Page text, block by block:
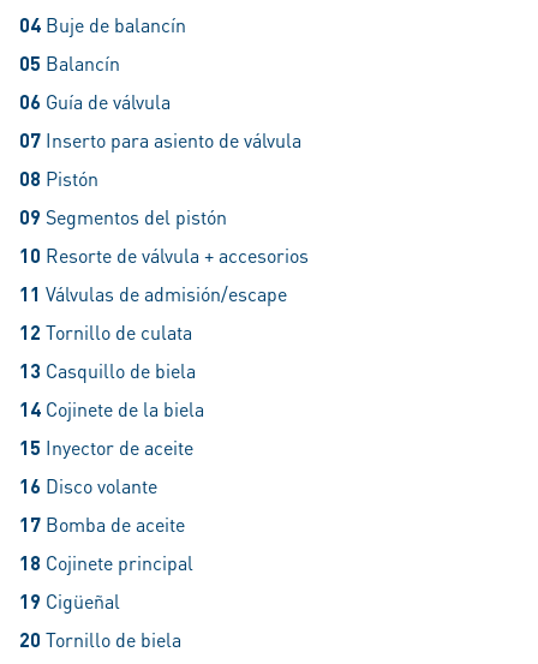
04 Buje de balancín
05 Balancín​​​​​​​
06 Guía de válvula
07 Inserto para asiento de válvula​​​​​​​
08 Pistón​​​​​​​
09 Segmentos del pistón​​​​​​​
10 Resorte de válvula + accesorios​​​​​​​
11 Válvulas de admisión/escape​​​​​​​
12 Tornillo de culata​​​​​​​
13 Casquillo de biela​​​​​​​
14 Cojinete de la biela​​​​​​​
15 Inyector de aceite​​​​​​​
16 Disco volante​​​​​​​
17 Bomba de aceite​​​​​​​
18 Cojinete principal​​​​​​​
19 Cigüeñal​​​​​​​
20 Tornillo de biela​​​​​​​